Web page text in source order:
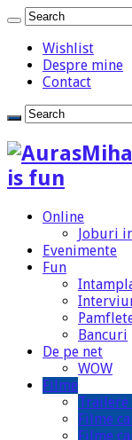
Wishlist
Despre mine
Contact
is fun
Online
Joburi
Evenimente
Fun
Bancuri
De pe net
WOW
Filme
Trailere
Filme
Filme